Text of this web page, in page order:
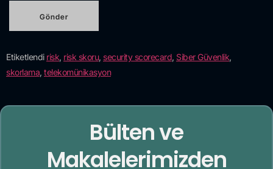
Etiketlendi risk, risk skoru, security scorecard, Siber Güvenlik,
skorlama, telekomünikasyon
Bülten ve
Makalelerimizden